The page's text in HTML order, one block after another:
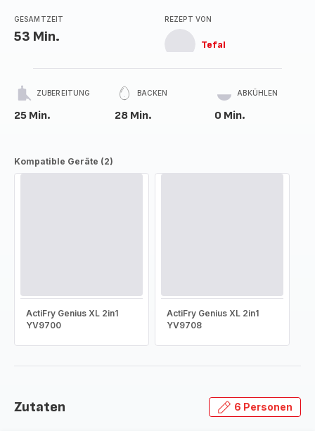
GESAMTZEIT
53 Min.
REZEPT VON
Tefal
ZUBEREITUNG
25 Min.
BACKEN
28 Min.
ABKÜHLEN
0 Min.
Kompatible Geräte (2)
ActiFry Genius XL 2in1
YV9700
ActiFry Genius XL 2in1
YV9708
Zutaten 6 Personen